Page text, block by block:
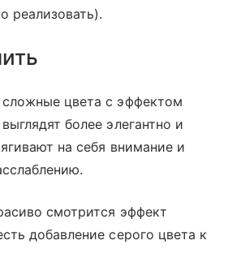
реализовать).
цвета с эффектом
более элегантно и
на себя внимание и
смотрится эффект
добавление серого цвета к